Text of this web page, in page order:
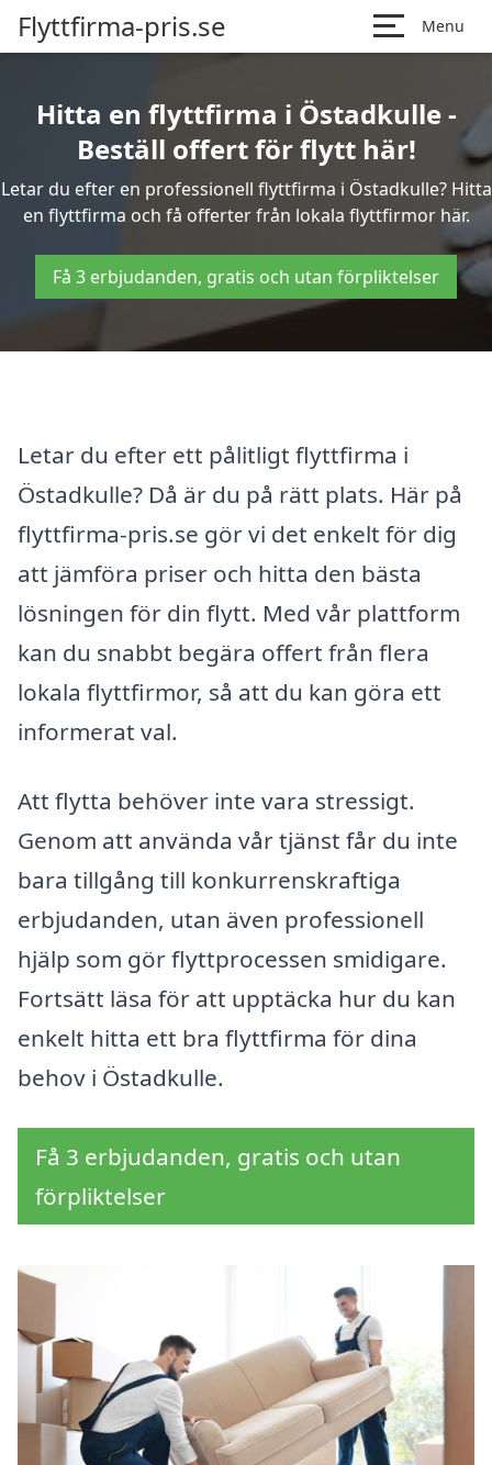
Flyttfirma-pris.se Menu
Hitta en flyttfirma i Östadkulle -
Beställ offert för flytt här!
Letar du efter en professionell flyttfirma i Östadkulle? Hitta
en flyttfirma och få offerter från lokala flyttfirmor här.
Få 3 erbjudanden, gratis och utan förpliktelser
Letar du efter ett pålitligt flyttfirma i
Östadkulle? Då är du på rätt plats. Här på
flyttfirma-pris.se gör vi det enkelt för dig
att jämföra priser och hitta den bästa
lösningen för din flytt. Med vår plattform
kan du snabbt begära offert från flera
lokala flyttfirmor, så att du kan göra ett
informerat val.
Att flytta behöver inte vara stressigt.
Genom att använda vår tjänst får du inte
bara tillgång till konkurrenskraftiga
erbjudanden, utan även professionell
hjälp som gör flyttprocessen smidigare.
Fortsätt läsa för att upptäcka hur du kan
enkelt hitta ett bra flyttfirma för dina
behov i Östadkulle.
Få 3 erbjudanden, gratis och utan
förpliktelser